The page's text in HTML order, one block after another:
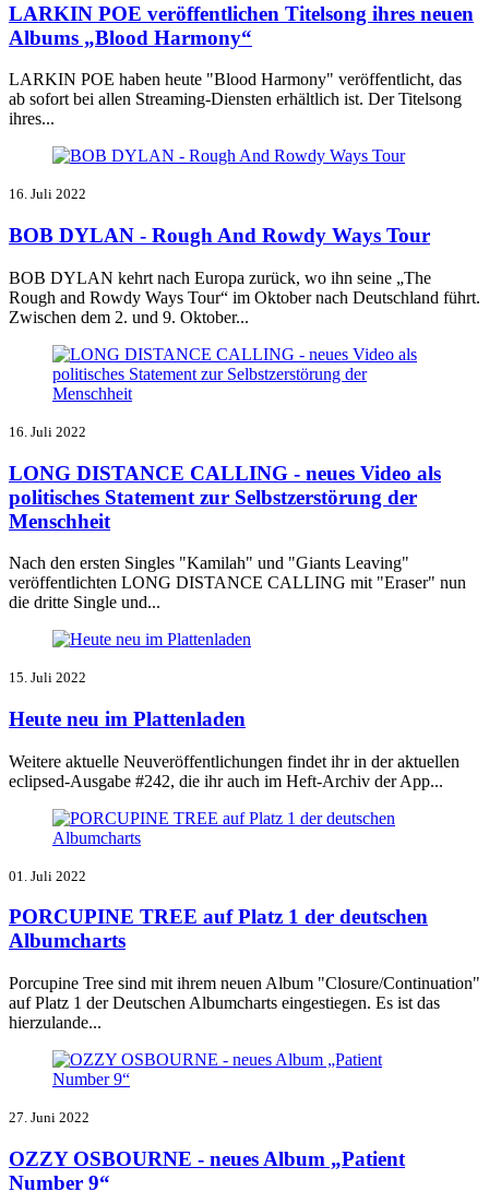
LARKIN POE veröffentlichen Titelsong ihres neuen
Albums „Blood Harmony“
LARKIN POE haben heute "Blood Harmony" veröffentlicht, das
ab sofort bei allen Streaming-Diensten erhältlich ist. Der Titelsong
ihres...
16. Juli 2022
BOB DYLAN - Rough And Rowdy Ways Tour
BOB DYLAN kehrt nach Europa zurück, wo ihn seine „The
Rough and Rowdy Ways Tour“ im Oktober nach Deutschland führt.
Zwischen dem 2. und 9. Oktober...
16. Juli 2022
LONG DISTANCE CALLING - neues Video als
politisches Statement zur Selbstzerstörung der
Menschheit
Nach den ersten Singles "Kamilah" und "Giants Leaving"
veröffentlichten LONG DISTANCE CALLING mit "Eraser" nun
die dritte Single und...
15. Juli 2022
Heute neu im Plattenladen
Weitere aktuelle Neuveröffentlichungen findet ihr in der aktuellen
eclipsed-Ausgabe #242, die ihr auch im Heft-Archiv der App...
01. Juli 2022
PORCUPINE TREE auf Platz 1 der deutschen
Albumcharts
Porcupine Tree sind mit ihrem neuen Album "Closure/Continuation"
auf Platz 1 der Deutschen Albumcharts eingestiegen. Es ist das
hierzulande...
27. Juni 2022
OZZY OSBOURNE - neues Album „Patient
Number 9“